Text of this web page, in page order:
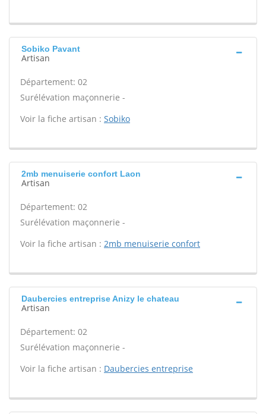
Sobiko Pavant
Artisan
Département: 02
Surélévation maçonnerie -
Voir la fiche artisan : Sobiko
2mb menuiserie confort Laon
Artisan
Département: 02
Surélévation maçonnerie -
Voir la fiche artisan : 2mb menuiserie confort
Daubercies entreprise Anizy le chateau
Artisan
Département: 02
Surélévation maçonnerie -
Voir la fiche artisan : Daubercies entreprise